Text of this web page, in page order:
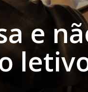
e